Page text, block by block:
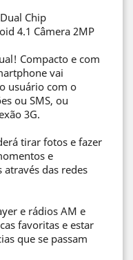
Chip
4.1 Câmera 2MP
Compacto e com
vai
usuário com o
ou SMS, ou
3G.
tirar fotos e fazer
e
das redes
e rádios AM e
favoritas e estar
que se passam